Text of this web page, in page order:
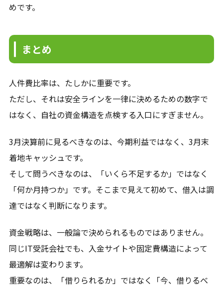
めです。
まとめ
人件費比率は、たしかに重要です。
ただし、それは安全ラインを一律に決めるための数字で
はなく、自社の資金構造を点検する入口にすぎません。
3月決算前に見るべきなのは、今期利益ではなく、3月末
着地キャッシュです。
そして問うべきなのは、「いくら不足するか」ではなく
「何か月持つか」です。そこまで見えて初めて、借入は調
達ではなく判断になります。
資金戦略は、一般論で決められるものではありません。
同じIT受託会社でも、入金サイトや固定費構造によって
最適解は変わります。
重要なのは、「借りられるか」ではなく「今、借りるべ